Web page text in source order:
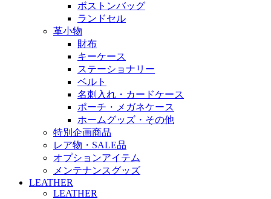
ボストンバッグ
ランドセル
革小物
財布
キーケース
ステーショナリー
ベルト
名刺入れ・カードケース
ポーチ・メガネケース
ホームグッズ・その他
特別企画商品
レア物・SALE品
オプションアイテム
メンテナンスグッズ
LEATHER
LEATHER